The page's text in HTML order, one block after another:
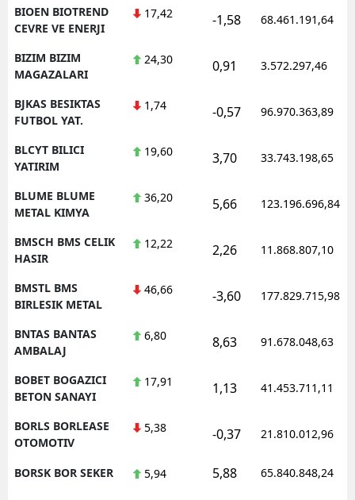
BIOEN BIOTREND
CEVRE VE ENERJI
17,42 -1,58 68.461.191,64
BIZIM BIZIM
MAGAZALARI
24,30 0,91 3.572.297,46
BJKAS BESIKTAS
FUTBOL YAT.
1,74 -0,57 96.970.363,89
BLCYT BILICI
YATIRIM
19,60 3,70 33.743.198,65
BLUME BLUME
METAL KIMYA
36,20 5,66 123.196.696,84
BMSCH BMS CELIK
HASIR
12,22 2,26 11.868.807,10
BMSTL BMS
BIRLESIK METAL
46,66 -3,60 177.829.715,98
BNTAS BANTAS
AMBALAJ
6,80 8,63 91.678.048,63
BOBET BOGAZICI
BETON SANAYI
17,91 1,13 41.453.711,11
BORLS BORLEASE
OTOMOTIV
5,38 -0,37 21.810.012,96
BORSK BOR SEKER 5,94 5,88 65.840.848,24